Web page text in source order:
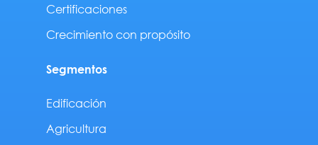
Certificaciones
Crecimiento con propósito
Segmentos
Edificación
Agricultura